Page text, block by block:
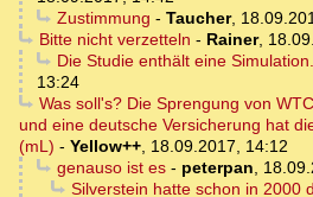
Zustimmung - Taucher,
Bitte nicht verzetteln - Rainer,
Die Studie enthält eine
13:24
Was soll's? Die Sprengung von
und eine deutsche Versicherung hat
(mL) - Yellow++, 18.09.2017, 14:12
genauso ist es- peterpan,
Silverstein hatte schon in 2000